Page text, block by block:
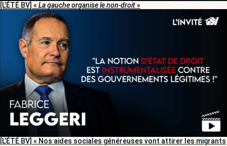
[L’ÉTÉ BV] « La gauche organise le non-droit»
[L’ÉTÉ BV] « Nos aides sociales généreuses vont attirer les migrants